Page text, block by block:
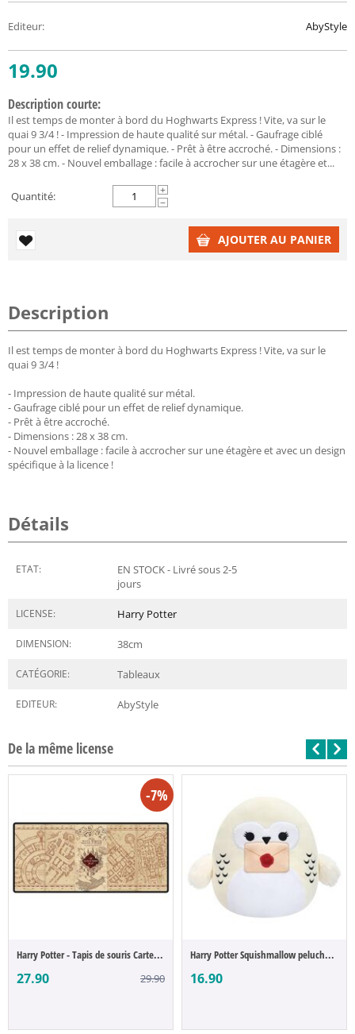
Editeur: AbyStyle
19.90
Description courte:
Il est temps de monter à bord du Hoghwarts Express ! Vite, va sur le
quai 9 3/4 ! - Impression de haute qualité sur métal. - Gaufrage ciblé
pour un effet de relief dynamique. - Prêt à être accroché. - Dimensions :
28 x 38 cm. - Nouvel emballage : facile à accrocher sur une étagère et...
Quantité:
+
−
AJOUTER AU PANIER
Description
Il est temps de monter à bord du Hoghwarts Express ! Vite, va sur le
quai 9 3/4 !
- Impression de haute qualité sur métal.
- Gaufrage ciblé pour un effet de relief dynamique.
- Prêt à être accroché.
- Dimensions : 28 x 38 cm.
- Nouvel emballage : facile à accrocher sur une étagère et avec un design
spécifique à la licence !
Détails
ETAT:
EN STOCK - Livré sous 2-5
jours
LICENSE: Harry Potter
DIMENSION: 38cm
CATÉGORIE: Tableaux
EDITEUR: AbyStyle
De la même license
-7%
Harry Potter - Tapis de souris Carte du M...
27.90 29.90
Harry Potter Squishmallow peluche Hedwig ...
16.90